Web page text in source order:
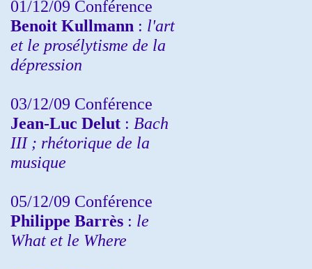
01/12/09 Conférence
Benoit Kullmann : l'art
et le prosélytisme de la
dépression
03/12/09 Conférence
Jean-Luc Delut : Bach
III ; rhétorique de la
musique
05/12/09 Conférence
Philippe Barrès : le
What et le Where